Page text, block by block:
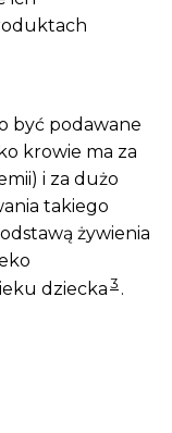
być podawane
krowie ma za
i za dużo
takiego
żywienia
dziecka3 .